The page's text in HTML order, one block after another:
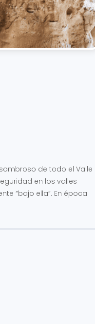
de todo el Valle
en los valles
“bajo ella”. En época